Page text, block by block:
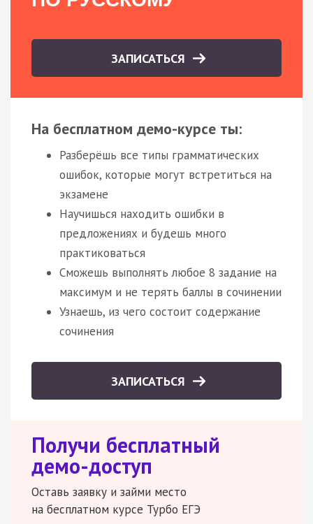
ЗАПИСАТЬСЯ
На бесплатном демо-курсе ты:
Разберёшь все типы грамматических
ошибок, которые могут встретиться на
экзамене
Научишься находить ошибки в
предложениях и будешь много
практиковаться
Сможешь выполнять любое 8 задание на
максимум и не терять баллы в сочинении
Узнаешь, из чего состоит содержание
сочинения
ЗАПИСАТЬСЯ
Получи бесплатный
демо-доступ
Оставь заявку и займи место
на бесплатном курсе Турбо ЕГЭ